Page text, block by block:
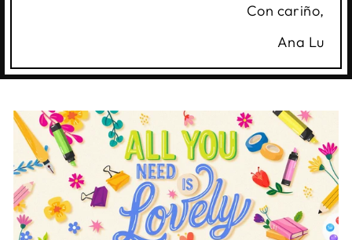
Con cariño,
Ana Lu